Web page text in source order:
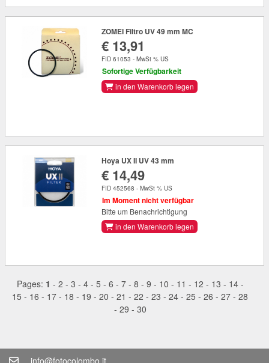
ZOMEI Filtro UV 49 mm MC
€ 13,91
FID 61053 - MwSt % US
Sofortige Verfügbarkeit
in den Warenkorb legen
Hoya UX II UV 43 mm
€ 14,49
FID 452568 - MwSt % US
Im Moment nicht verfügbar
Bitte um Benachrichtigung
in den Warenkorb legen
Pages: 1 - 2 - 3 - 4- 5 - 6 - 7- 8 - 9 - 10 - 11 - 12 - 13 - 14-
15 - 16 - 17 - 18 - 19 - 20 - 21 - 22 - 23 - 24 - 25 - 26 - 27 - 28
- 29 - 30
info@fotocolombo.it